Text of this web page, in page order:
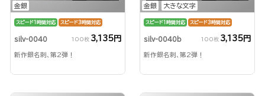
金銀
スピード1時間対応 スピード3時間対応
silv-0040 100枚 3,135円
新作銀名刺、第2弾！
金銀 大きな文字
スピード1時間対応 スピード3時間対応
silv-0040b 100枚 3,135円
新作銀名刺、第2弾！